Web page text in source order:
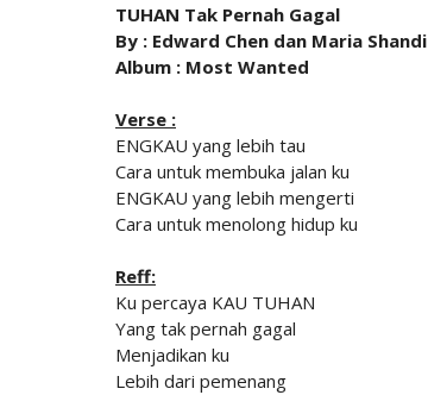
TUHAN Tak Pernah Gagal
By : Edward Chen dan Maria Shandi
Album : Most Wanted
Verse :
ENGKAU yang lebih tau
Cara untuk membuka jalan ku
ENGKAU yang lebih mengerti
Cara untuk menolong hidup ku
Reff:
Ku percaya KAU TUHAN
Yang tak pernah gagal
Menjadikan ku
Lebih dari pemenang